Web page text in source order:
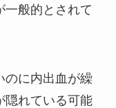
一般的とされて
のに内出血が繰
隠れている可能